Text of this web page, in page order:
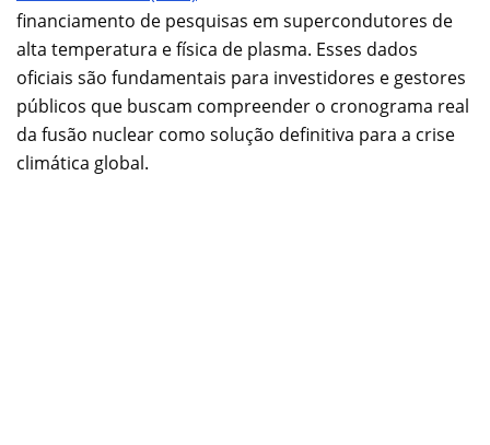
financiamento de pesquisas em supercondutores de
alta temperatura e física de plasma. Esses dados
oficiais são fundamentais para investidores e gestores
públicos que buscam compreender o cronograma real
da fusão nuclear como solução definitiva para a crise
climática global.